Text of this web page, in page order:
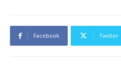
Facebook Twitter